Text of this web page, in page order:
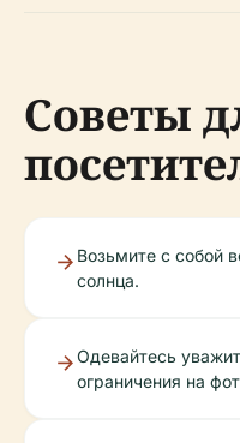
Советы
Возьмите с собой
солнца.
Одевайтесь
ограничения на